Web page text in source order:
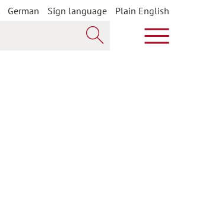
German Sign language
Plain English
Show main